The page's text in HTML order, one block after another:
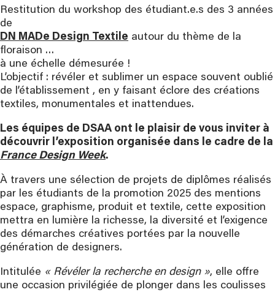
Restitution du workshop des étudiant.e.s des 3 années
de
DN MADe Design Textile autour du thème de la
floraison …
à une échelle démesurée !
L’objectif : révéler et sublimer un espace souvent oublié
de l’établissement , en y faisant éclore des créations
textiles, monumentales et inattendues.
Les équipes de DSAA ont le plaisir de vous inviter à
découvrir l’exposition organisée dans le cadre de la
France Design Week.
À travers une sélection de projets de diplômes réalisés
par les étudiants de la promotion 2025 des mentions
espace, graphisme, produit et textile, cette exposition
mettra en lumière la richesse, la diversité et l’exigence
des démarches créatives portées par la nouvelle
génération de designers.
Intitulée « Révéler la recherche en design », elle offre
une occasion privilégiée de plonger dans les coulisses